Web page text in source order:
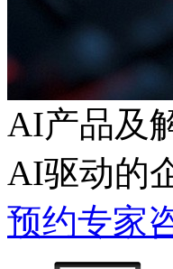
AI产品及
AI驱动的
预约专家